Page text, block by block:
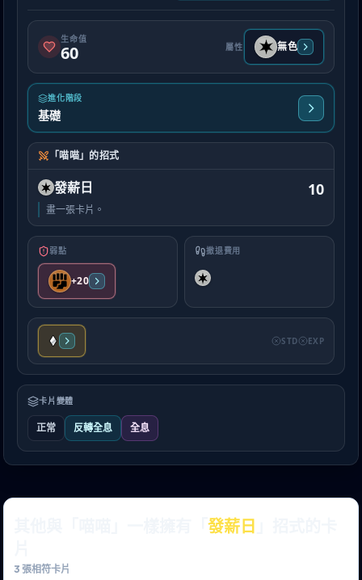
生命值
60 屬性 無色
進化階段
基礎
「喵喵」的招式
發薪日
畫一張卡片。
10
弱點
+20
撤退費用
STD EXP
卡片變體
正常 反轉全息 全息
發薪日
3 張相符卡片